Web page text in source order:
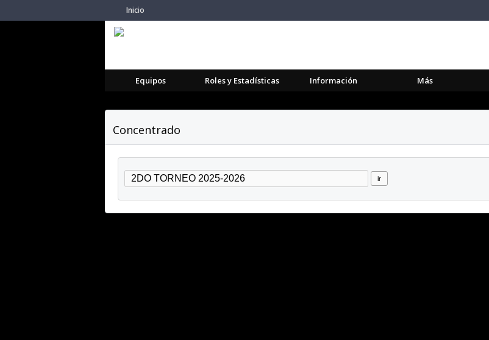
Inicio
Equipos Roles y Estadísticas Información Más
Concentrado
ir